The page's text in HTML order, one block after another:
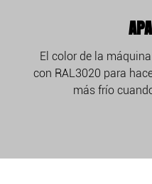
El color de la
con RAL3020 para
más frío